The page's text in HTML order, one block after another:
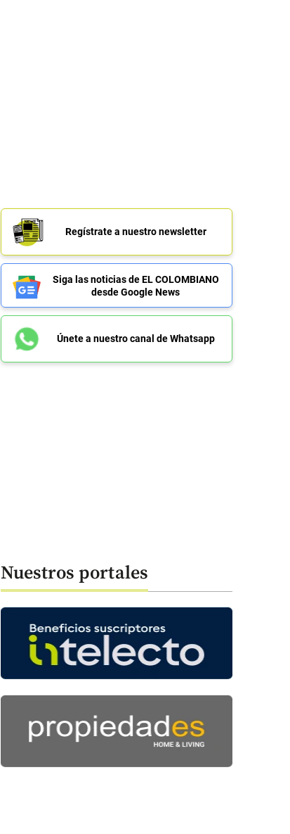
Regístrate a nuestro newsletter
Siga las noticias de EL COLOMBIANO
desde Google News
Únete a nuestro canal de Whatsapp
Nuestros portales